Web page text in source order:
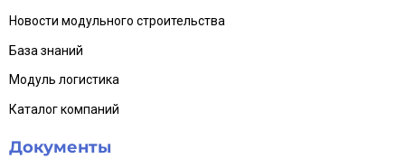
Новости модульного строительства
База знаний
Модуль логистика
Каталог компаний
Документы